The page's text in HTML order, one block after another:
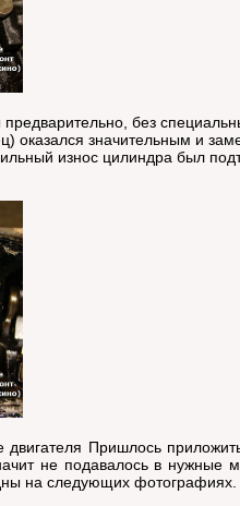
без
оказался значительным и
износ цилиндра был
Пришлось
не подавалось в нужные
на следующих фотографиях.